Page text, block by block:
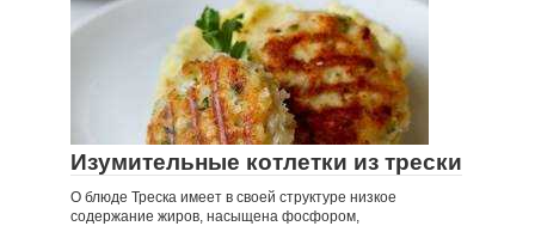
Изумительные котлетки из трески
О блюде Треска имеет в своей структуре низкое
содержание жиров, насыщена фосфором,